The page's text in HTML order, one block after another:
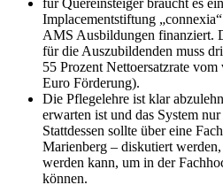
Implacementstiftung
AMS Ausbildungen finanziert.
für die Auszubildenden muss
55 Prozent Nettoersatzrate
Euro Förderung).
Die Pflegelehre ist klar
erwarten ist und das System
Stattdessen sollte über eine
Marienberg – diskutiert
werden kann, um in der
können.